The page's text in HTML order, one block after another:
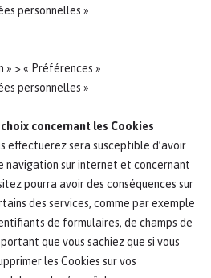
personnelles »
» > « Préférences »
personnelles »
concernant les Cookies
effectuerez sera susceptible d’avoir
navigation sur internet et concernant
pourra avoir des conséquences sur
des services, comme par exemple
de formulaires, de champs de
que vous sachiez que si vous
les Cookies sur vos